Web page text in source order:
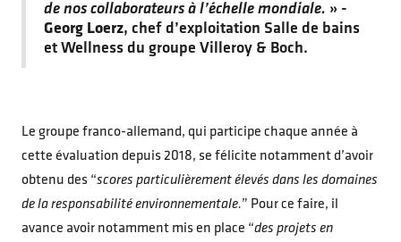
de nos collaborateurs à l’échelle mondiale. » -
Georg Loerz, chef d’exploitation Salle de bains
et Wellness du groupe Villeroy & Boch.
Le groupe franco-allemand, qui participe chaque année à
cette évaluation depuis 2018, se félicite notamment d’avoir
obtenu des “scores particulièrement élevés dans les domaines
de la responsabilité environnementale.” Pour ce faire, il
avance avoir notamment mis en place “des projets en